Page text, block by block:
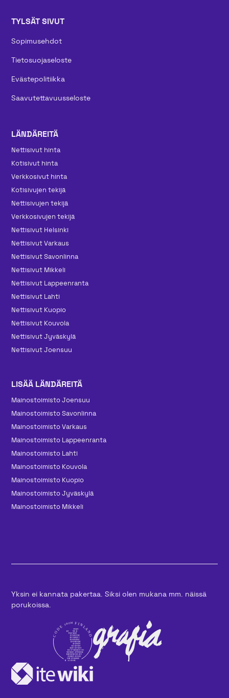
TYLSÄT SIVUT
Sopimusehdot
Tietosuojaseloste
Evästepolitiikka
Saavutettavuusseloste
LÄNDÄREITÄ
Nettisivut hinta
Kotisivut hinta
Verkkosivut hinta
Kotisivujen tekijä
Nettisivujen tekijä
Verkkosivujen tekijä
Nettisivut Helsinki
Nettisivut Varkaus
Nettisivut Savonlinna
Nettisivut Mikkeli
Nettisivut Lappeenranta
Nettisivut Lahti
Nettisivut Kuopio
Nettisivut Kouvola
Nettisivut Jyväskylä
Nettisivut Joensuu
LISÄÄ LÄNDÄREITÄ
Mainos­toimisto Joensuu
Mainos­toimisto Savonlinna
Mainos­toimisto Varkaus
Mainos­toimisto Lappeenranta
Mainos­toimisto Lahti
Mainos­toimisto Kouvola
Mainos­toimisto Kuopio
Mainos­toimisto Jyväskylä
Mainos­toimisto Mikkeli
Yksin ei kannata pakertaa. Siksi olen mukana mm. näissä
porukoissa.